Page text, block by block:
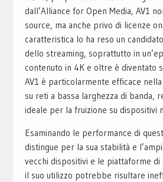
dall’Alliance for Open Media, AV1
source, ma anche privo di licenze
caratteristica lo ha reso un
dello streaming, soprattutto in
contenuto in 4K e oltre è diventato
AV1 è particolarmente efficace
su reti a bassa larghezza di banda,
ideale per la fruizione su dispositivi
Esaminando le performance di
distingue per la sua stabilità e
vecchi dispositivi e le piattaforme di
il suo utilizzo potrebbe risultare